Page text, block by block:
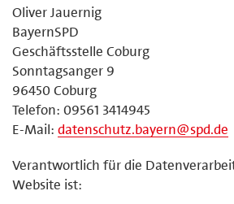
Oliver Jauernig
BayernSPD
Geschäftsstelle Coburg
Sonntagsanger 9
96450 Coburg
Telefon: 09561 3414945
E-Mail: datenschutz.bayern@spd.de
Verantwortlich für die
Website ist: